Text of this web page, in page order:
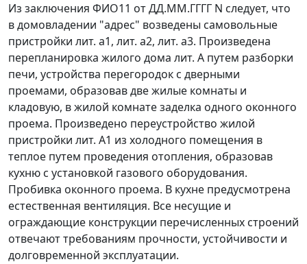
Из заключения ФИО11 от ДД.ММ.ГГГГ N следует, что
в домовладении "адрес" возведены самовольные
пристройки лит. а1, лит. а2, лит. а3. Произведена
перепланировка жилого дома лит. А путем разборки
печи, устройства перегородок с дверными
проемами, образовав две жилые комнаты и
кладовую, в жилой комнате заделка одного оконного
проема. Произведено переустройство жилой
пристройки лит. А1 из холодного помещения в
теплое путем проведения отопления, образовав
кухню с установкой газового оборудования.
Пробивка оконного проема. В кухне предусмотрена
естественная вентиляция. Все несущие и
ограждающие конструкции перечисленных строений
отвечают требованиям прочности, устойчивости и
долговременной эксплуатации.